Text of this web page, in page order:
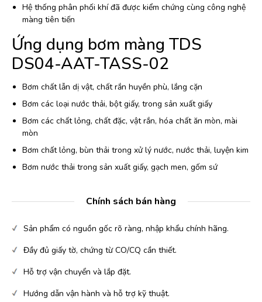
Hệ thống phân phối khí đã được kiểm chứng cùng công nghệ
màng tiên tiến
Ứng dụng bơm màng TDS
DS04-AAT-TASS-02
Bơm chất lẫn dị vật, chất rắn huyền phù, lắng cặn
Bơm các loại nước thải, bột giấy, trong sản xuất giấy
Bơm các chất lỏng, chất đặc, vật rắn, hóa chất ăn mòn, mài
mòn
Bơm chất lỏng, bùn thải trong xử lý nước, nước thải, luyện kim
Bơm nước thải trong sản xuất giấy, gạch men, gốm sứ
Chính sách bán hàng
Sản phẩm có nguồn gốc rõ ràng, nhập khẩu chính hãng.
Đầy đủ giấy tờ, chứng từ CO/CQ cần thiết.
Hỗ trợ vận chuyển và lắp đặt.
Hướng dẫn vận hành và hỗ trợ kỹ thuật.